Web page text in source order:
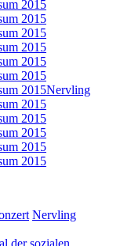
Nervling
der sozialen